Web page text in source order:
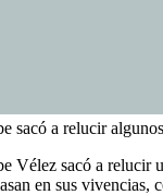
sacó a relucir
Vélez sacó a relucir
en sus